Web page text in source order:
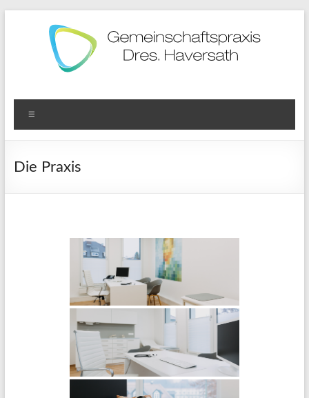
Gemeinschaftspraxis
Dres.
und
Die Praxis